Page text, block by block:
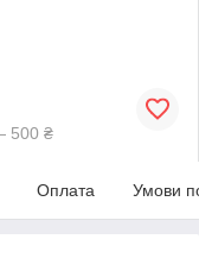
500 ₴
Оплата Умови